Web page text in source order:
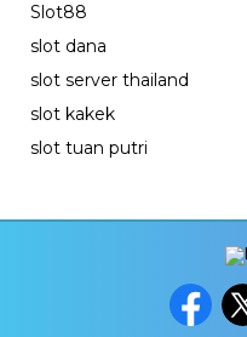
Slot88
slot dana
slot server thailand
slot kakek
slot tuan putri